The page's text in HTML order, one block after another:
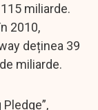
miliarde.
2010,
deținea 39
miliarde.